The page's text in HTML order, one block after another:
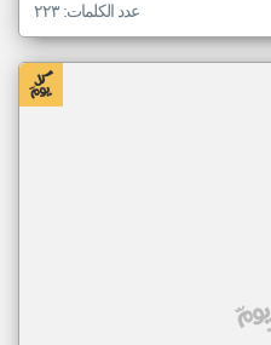
عدد الكلمات: ٢٢٣